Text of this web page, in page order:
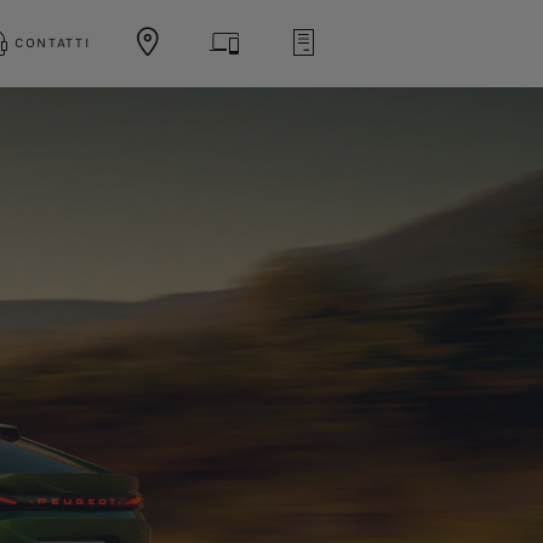
CONTATTI